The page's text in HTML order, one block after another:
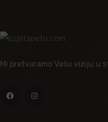
Mi pretvaramo Vašu viziju u